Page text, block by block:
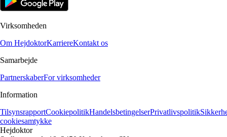
Virksomheden
Om HejdoktorKarriereKontakt os
Samarbejde
PartnerskaberFor virksomheder
Information
TilsynsrapportCookiepolitikHandelsbetingelserPrivatlivspolitik
cookiesamtykke
Hejdoktor